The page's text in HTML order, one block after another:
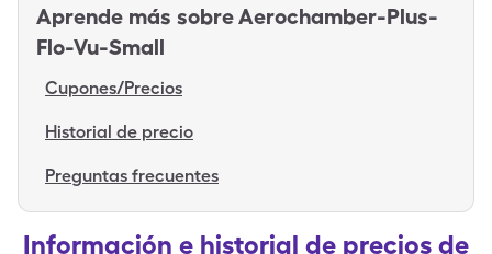
Aprende más sobreAerochamber-Plus-
Flo-Vu-Small
Cupones/Precios
Historial de precio
Preguntas frecuentes
Información e historial de precios de